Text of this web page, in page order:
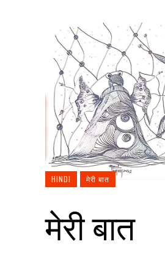
HINDI मेरी बात
मेरी बात